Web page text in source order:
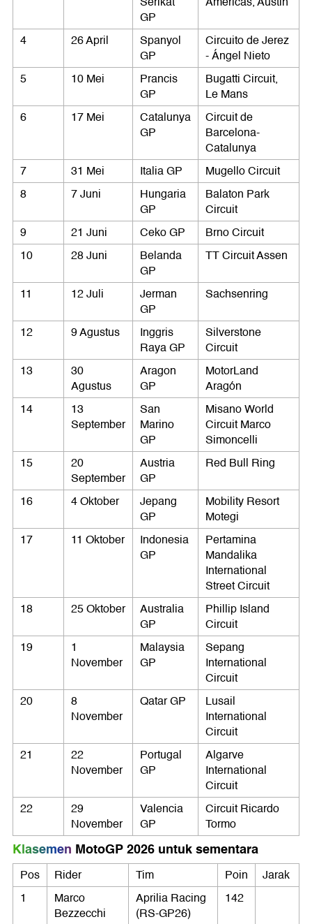
GP
4 26 April
Spanyol
GP
Circuito de Jerez
- Ángel Nieto
5
10 Mei
Prancis
GP
Bugatti Circuit,
Le Mans
6
17 Mei
Catalunya
GP
Circuit de
Barcelona-
Catalunya
7
31 Mei Italia GP
Mugello Circuit
8
7 Juni
Hungaria
GP
Balaton Park
Circuit
9
21 Juni Ceko GP
Brno Circuit
10
28 Juni
Belanda
GP
TT Circuit Assen
11 12 Juli
Jerman
GP
Sachsenring
12 9 Agustus
Inggris
Raya GP
Silverstone
Circuit
13
30
Agustus
Aragon
GP
MotorLand
Aragón
14
13
September
San
Marino
GP
Misano World
Circuit Marco
Simoncelli
15
20
September
Austria
GP
Red Bull Ring
16 4 Oktober
Jepang
GP
Mobility Resort
Motegi
17
11 Oktober
Indonesia
GP
Pertamina
Mandalika
International
Street Circuit
18
25 Oktober
Australia
GP
Phillip Island
Circuit
19
1
November
Malaysia
GP
Sepang
International
Circuit
20
8
November
Qatar GP
Lusail
International
Circuit
21
22
November
Portugal
GP
Algarve
International
Circuit
22
29
November
Valencia
GP
Circuit Ricardo
Tormo
Klasemen MotoGP 2026 untuk sementara
Pos Rider Tim Poin
Jarak
1
Marco
Bezzecchi
Aprilia Racing
(RS-GP26)
142